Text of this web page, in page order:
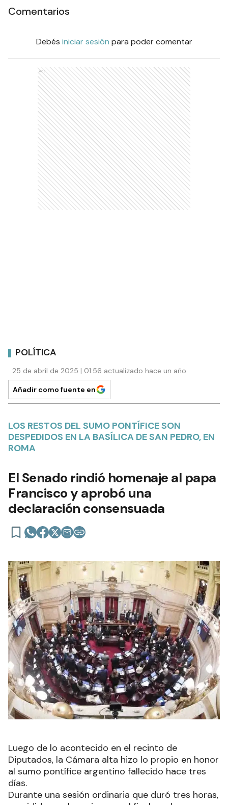
Comentarios
Debés iniciar sesión para poder comentar
Ads
POLÍTICA
25 de abril de 2025 | 01:56 actualizado hace un año
Añadir como fuente en
LOS RESTOS DEL SUMO PONTÍFICE SON
DESPEDIDOS EN LA BASÍLICA DE SAN PEDRO, EN
ROMA
El Senado rindió homenaje al papa
Francisco y aprobó una
declaración consensuada
Luego de lo acontecido en el recinto de
Diputados, la Cámara alta hizo lo propio en honor
al sumo pontífice argentino fallecido hace tres
días.
Durante una sesión ordinaria que duró tres horas,